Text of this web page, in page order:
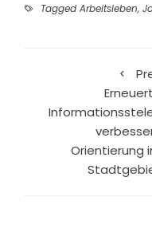
Tagged Arbeitsleben,
Orientierung